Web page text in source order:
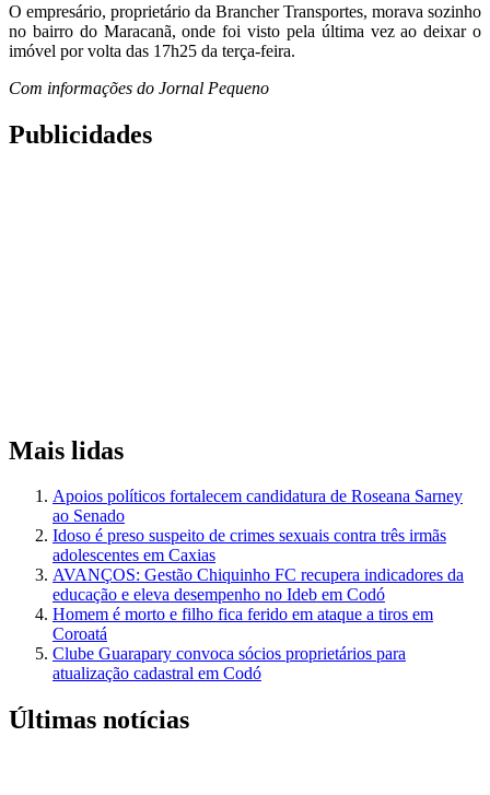
O empresário, proprietário da Brancher Transportes, morava sozinho
no bairro do Maracanã, onde foi visto pela última vez ao deixar o
imóvel por volta das 17h25 da terça-feira.
Com informações do Jornal Pequeno
Publicidades
Mais lidas
Apoios políticos fortalecem candidatura de Roseana Sarney
ao Senado
Idoso é preso suspeito de crimes sexuais contra três irmãs
adolescentes em Caxias
AVANÇOS: Gestão Chiquinho FC recupera indicadores da
educação e eleva desempenho no Ideb em Codó
Homem é morto e filho fica ferido em ataque a tiros em
Coroatá
Clube Guarapary convoca sócios proprietários para
atualização cadastral em Codó
Últimas notícias